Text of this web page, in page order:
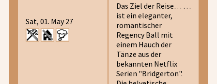
Sat, 01. May 27
Das Ziel der Reise… …
ist ein eleganter,
romantischer
Regency Ball mit
einem Hauch der
Tänze aus der
bekannten Netflix
Serien "Bridgerton".